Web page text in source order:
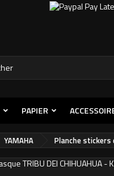
PAPIER
YAMAHA Planche stickers